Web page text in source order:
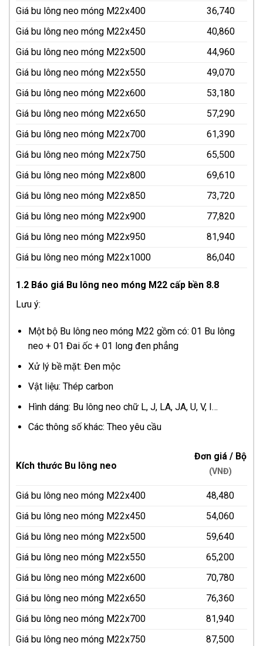
Giá bu lông neo móng M22x400
36,740
Giá bu lông neo móng M22x450
40,860
Giá bu lông neo móng M22x500
44,960
Giá bu lông neo móng M22x550
49,070
Giá bu lông neo móng M22x600
53,180
Giá bu lông neo móng M22x650
57,290
Giá bu lông neo móng M22x700
61,390
Giá bu lông neo móng M22x750
65,500
Giá bu lông neo móng M22x800
69,610
Giá bu lông neo móng M22x850
73,720
Giá bu lông neo móng M22x900
77,820
Giá bu lông neo móng M22x950
81,940
Giá bu lông neo móng M22x1000
86,040
1.2 Báo giá Bu lông neo móng M22 cấp bền 8.8
Lưu ý:
Một bộ Bu lông neo móng M22 gồm có: 01 Bu lông
neo + 01 Đai ốc + 01 long đen phẳng
Xử lý bề mặt: Đen mộc
Vật liệu: Thép carbon
Hình dáng: Bu lông neo chữ L, J, LA, JA, U, V, I…
Các thông số khác: Theo yêu cầu
Kích thước Bu lông neo
Đơn giá / Bộ
(VNĐ)
Giá bu lông neo móng M22x400
48,480
Giá bu lông neo móng M22x450
54,060
Giá bu lông neo móng M22x500
59,640
Giá bu lông neo móng M22x550
65,200
Giá bu lông neo móng M22x600
70,780
Giá bu lông neo móng M22x650
76,360
Giá bu lông neo móng M22x700
81,940
Giá bu lông neo móng M22x750
87,500